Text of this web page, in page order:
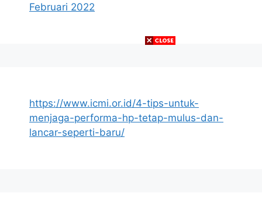
Februari 2022
https://www.icmi.or.id/4-tips-untuk-
menjaga-performa-hp-tetap-mulus-dan-
lancar-seperti-baru/